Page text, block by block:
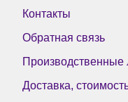
Контакты
Обратная связь
Производственные
Доставка,